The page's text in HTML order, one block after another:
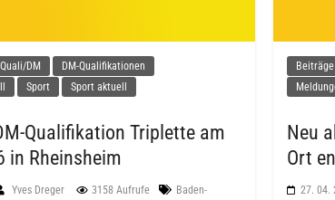
DM
DM-Qualifikationen
Sport Sport aktuell
Qualifikation Triplette am
in Rheinsheim
Yves Dreger 3158 Aufrufe
Baden-
Beiträge
Neu
Ort
27. 04.